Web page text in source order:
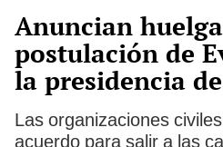
Anuncian
postulación de
la presidencia
Las organizaciones
acuerdo para salir a las